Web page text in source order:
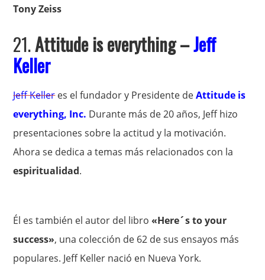
Tony Zeiss
21.Attitude is everything –Jeff
Keller
Jeff Kelleres el fundador y Presidente deAttitude is
everything, Inc. Durante más de 20 años, Jeff hizo
presentaciones sobre la actitud y la motivación.
Ahora se dedica a temas más relacionados con la
espiritualidad.
Él es también el autor del libro «Here´s to your
success», una colección de 62 de sus ensayos más
populares. Jeff Keller nació en Nueva York.